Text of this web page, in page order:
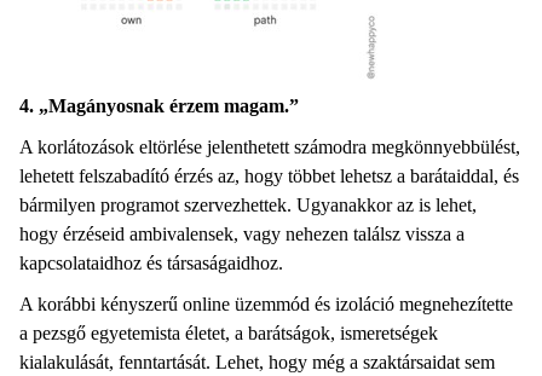
4. „Magányosnak érzem magam.”
A korlátozások eltörlése jelenthetett számodra megkönnyebbülést,
lehetett felszabadító érzés az, hogy többet lehetsz a barátaiddal, és
bármilyen programot szervezhettek. Ugyanakkor az is lehet,
hogy érzéseid ambivalensek, vagy nehezen találsz vissza a
kapcsolataidhoz és társaságaidhoz.
A korábbi kényszerű online üzemmód és izoláció megnehezítette
a pezsgő egyetemista életet, a barátságok, ismeretségek
kialakulását, fenntartását. Lehet, hogy még a szaktársaidat sem